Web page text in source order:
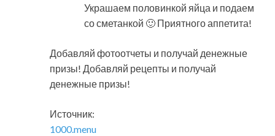
Украшаем половинкой яйца и подаем
со сметанкой 🙂 Приятного аппетита!
Добавляй фотоотчеты и получай денежные
призы! Добавляй рецепты и получай
денежные призы!
Источник:
1000.menu